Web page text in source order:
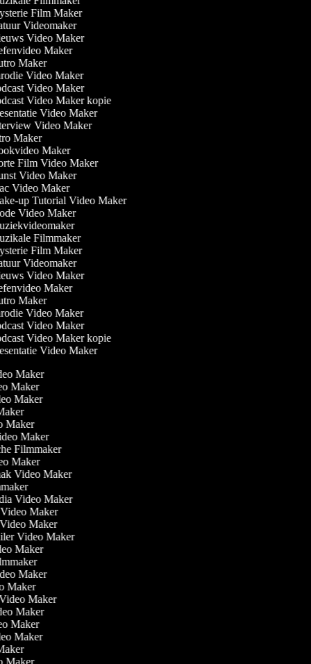
Film Maker
Videomaker
Video Maker
Maker
Maker
Video Maker
Video Maker
Video Maker kopie
Video Maker
Video Maker
Maker
Maker
Film Video Maker
Video Maker
Video Maker
up Tutorial Video Maker
Video Maker
Filmmaker
Film Maker
Videomaker
Video Maker
Maker
Maker
Video Maker
Video Maker
Video Maker kopie
Video Maker
Maker
Maker
Maker
Maker
Maker
Filmmaker
Maker
Video Maker
Video Maker
Video Maker
Video Maker
Video Maker
Maker
Maker
Maker
Maker
Maker
Maker
Maker